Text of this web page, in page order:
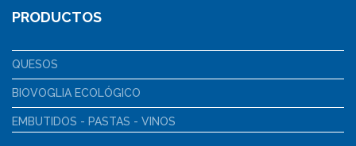
PRODUCTOS
QUESOS
BIOVOGLIA ECOLÓGICO
EMBUTIDOS - PASTAS - VINOS